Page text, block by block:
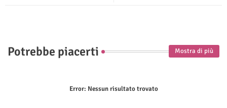
Potrebbe piacerti Mostra di più
Error: Nessun risultato trovato